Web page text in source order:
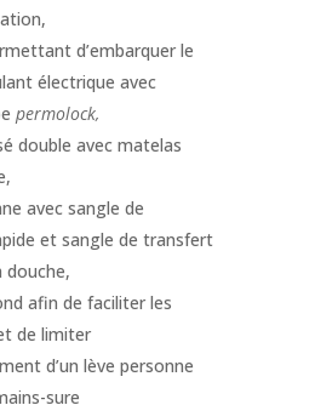
d’embarquer le
électrique avec
permolock,
double avec matelas
avec sangle de
et sangle de transfert
afin de faciliter les
de limiter
d’un lève personne
sure